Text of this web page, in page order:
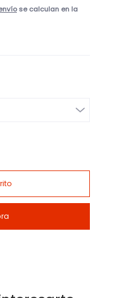
se calculan en la